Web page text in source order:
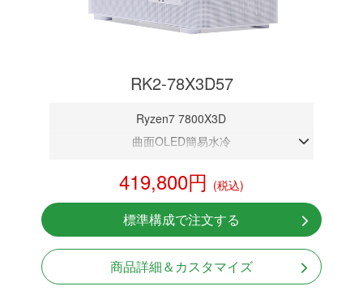
RK2-78X3D57
Ryzen7 7800X3D
曲面OLED簡易水冷
RTX 5070 12GB
NVMeSSD 1TB
無線LAN Bluetooth対応
Windows11 Home 64bit
419,800円 (税込)
標準構成で注文する
商品詳細＆カスタマイズ